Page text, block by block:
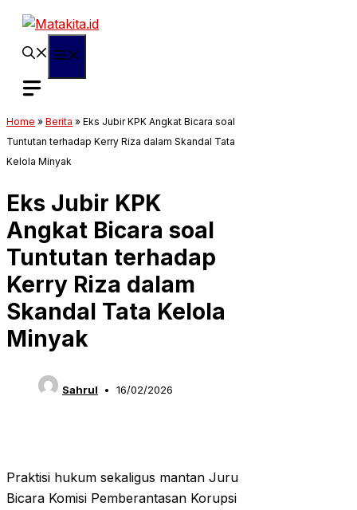
Langsung
Home » Berita » Eks Jubir KPK Angkat Bicara soal
Tuntutan terhadap Kerry Riza dalam Skandal Tata
Kelola Minyak
Eks Jubir KPK
Angkat Bicara soal
Tuntutan terhadap
Kerry Riza dalam
Skandal Tata Kelola
Minyak
Sahrul 16/02/2026
Praktisi hukum sekaligus mantan Juru
Bicara Komisi Pemberantasan Korupsi